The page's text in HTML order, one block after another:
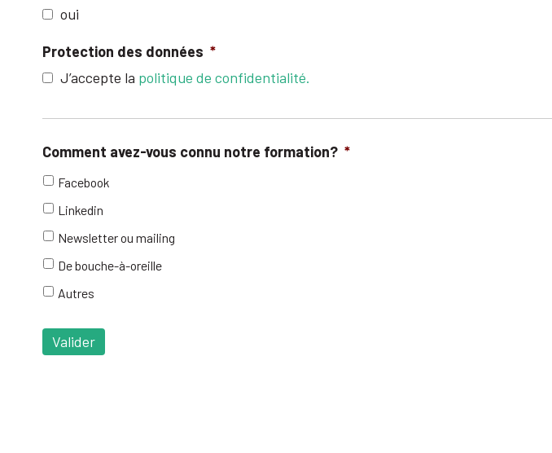
oui
Protection des données *
J’accepte la politique de confidentialité.
Comment avez-vous connu notre formation? *
Facebook
Linkedin
Newsletter ou mailing
De bouche-à-oreille
Autres